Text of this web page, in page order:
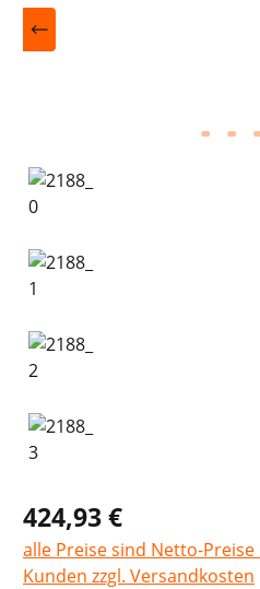
424,93 €
alle Preise sind Netto-
Kunden zzgl. Versandkosten